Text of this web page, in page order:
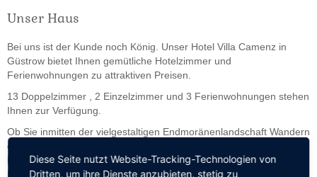
Unser Haus
Bei uns ist der Kunde noch König. Unser Hotel Villa Camenz in
Güstrow bietet Ihnen gemütliche Hotelzimmer und
Ferienwohnungen zu attraktiven Preisen.
13 Doppelzimmer , 2 Einzelzimmer und 3 Ferienwohnungen stehen
Ihnen zur Verfügung.
Ob Sie inmitten der vielgestaltigen Endmoränenlandschaft Wandern
oder Fahrrad fahren, in den vielen Seen oder in der Ostsee (45
km) baden oder angeln, die Stadt Güstrow entdecken oder die
Hansestädte Rostock (40 km), Stralsund (107 km), Demmin (50
Diese Seite nutzt Website-Tracking-Technologien von
Dritten, um ihre Dienste anzubieten, stetig zu